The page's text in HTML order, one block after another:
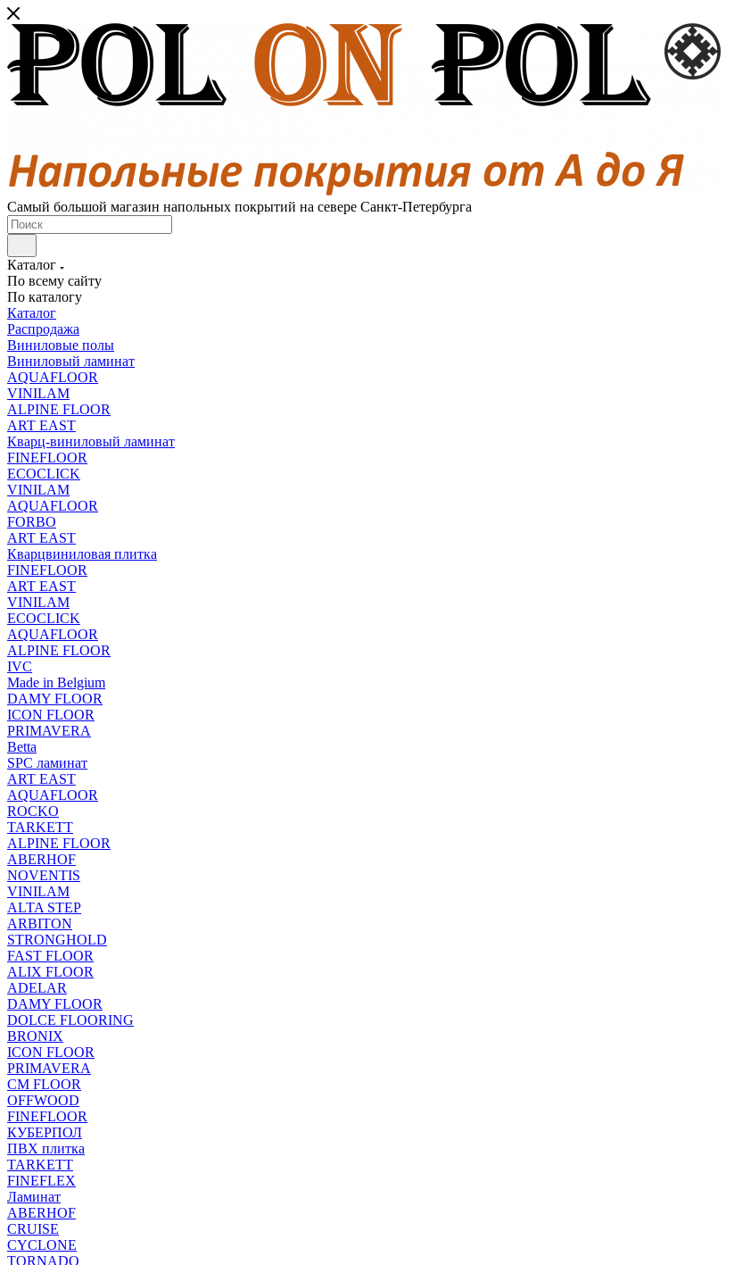
Самый большой магазин напольных покрытий на севере Санкт-Петербурга
Каталог
По всему сайту
По каталогу
Каталог
Распродажа
Виниловые полы
Виниловый ламинат
AQUAFLOOR
VINILAM
ALPINE FLOOR
ART EAST
Кварц-виниловый ламинат
FINEFLOOR
ECOCLICK
VINILAM
AQUAFLOOR
FORBO
ART EAST
Кварцвиниловая плитка
FINEFLOOR
ART EAST
VINILAM
ECOCLICK
AQUAFLOOR
ALPINE FLOOR
IVC
Made in Belgium
DAMY FLOOR
ICON FLOOR
PRIMAVERA
Betta
SPC ламинат
ART EAST
AQUAFLOOR
ROCKO
TARKETT
ALPINE FLOOR
ABERHOF
NOVENTIS
VINILAM
ALTA STEP
ARBITON
STRONGHOLD
FAST FLOOR
ALIX FLOOR
ADELAR
DAMY FLOOR
DOLCE FLOORING
BRONIX
ICON FLOOR
PRIMAVERA
CM FLOOR
OFFWOOD
FINEFLOOR
КУБЕРПОЛ
ПВХ плитка
TARKETT
FINEFLEX
Ламинат
ABERHOF
CRUISE
CYCLONE
TORNADO